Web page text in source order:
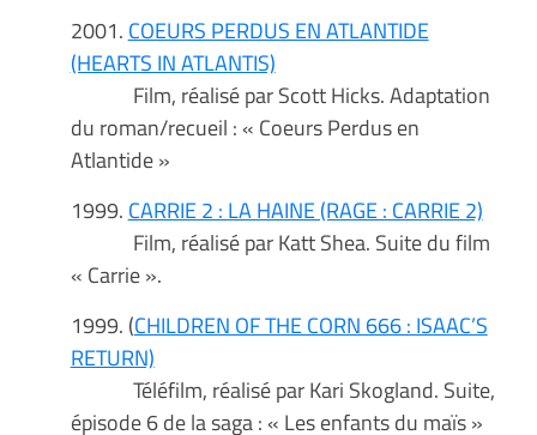
2001. COEURS PERDUS EN ATLANTIDE
(HEARTS IN ATLANTIS)
Film, réalisé par Scott Hicks. Adaptation
du roman/recueil : « Coeurs Perdus en
Atlantide »
1999. CARRIE 2 : LA HAINE (RAGE : CARRIE 2)
Film, réalisé par Katt Shea. Suite du film
« Carrie ».
1999. (CHILDREN OF THE CORN 666 : ISAAC’S
RETURN)
Téléfilm, réalisé par Kari Skogland. Suite,
épisode 6 de la saga : « Les enfants du maïs »